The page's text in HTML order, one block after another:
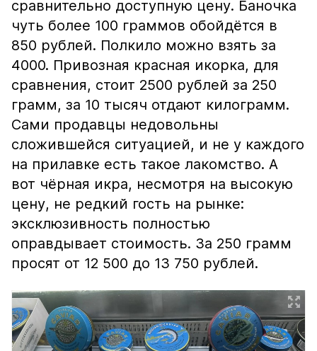
сравнительно доступную цену. Баночка
чуть более 100 граммов обойдётся в
850 рублей. Полкило можно взять за
4000. Привозная красная икорка, для
сравнения, стоит 2500 рублей за 250
грамм, за 10 тысяч отдают килограмм.
Сами продавцы недовольны
сложившейся ситуацией, и не у каждого
на прилавке есть такое лакомство. А
вот чёрная икра, несмотря на высокую
цену, не редкий гость на рынке:
эксклюзивность полностью
оправдывает стоимость. За 250 грамм
просят от 12 500 до 13 750 рублей.